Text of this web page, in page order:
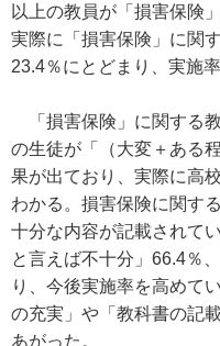
以上の教員が「損害保険
実際に「損害保険」に関
23.4％にとどまり、実施
「損害保険」に関する
の生徒が「（大変＋ある
果が出ており、実際に高
わかる。損害保険に関す
十分な内容が記載されて
と言えば不十分」66.4％
り、今後実施率を高めて
の充実」や「教科書の記
あがった。